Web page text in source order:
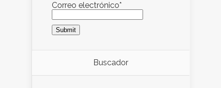
Correo electrónico*
Buscador